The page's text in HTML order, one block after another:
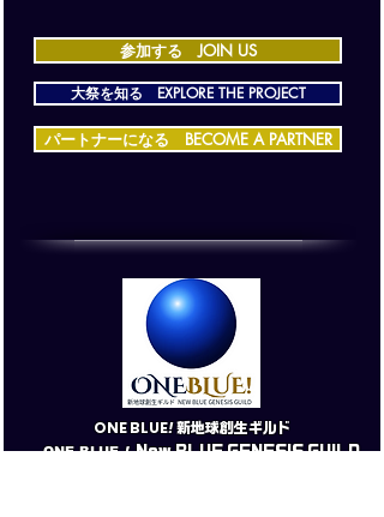
参加する JOIN US
大祭を知る EXPLORE THE PROJECT
パートナーになる BECOME A PARTNER
​ONE BLUE! 新地球創生ギルド
ONE BLUE! New BLUE GENESIS GUILD